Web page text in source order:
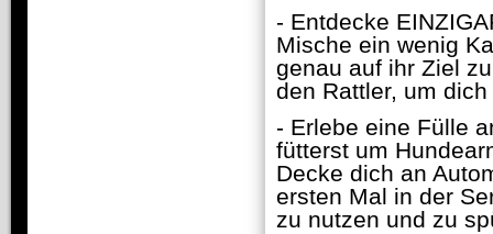
- Entdecke
Mische ein wenig
genau auf ihr Ziel
den Rattler, um
- Erlebe eine Fülle
fütterst um
Decke dich an
ersten Mal in der
zu nutzen und zu